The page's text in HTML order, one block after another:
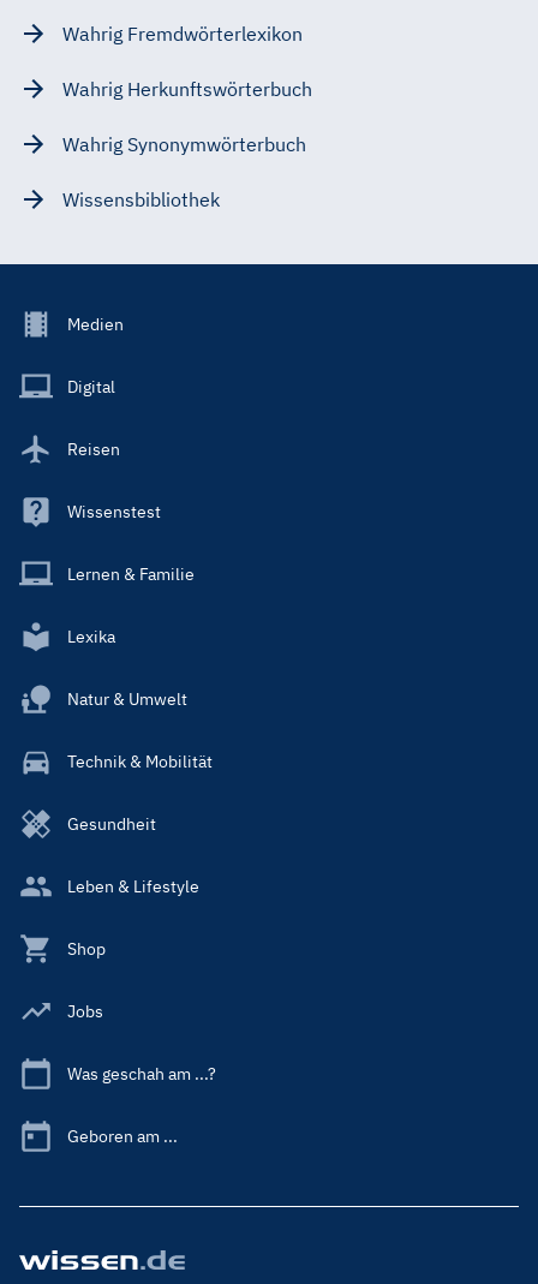
Wahrig Fremdwörterlexikon
Wahrig Herkunftswörterbuch
Wahrig Synonymwörterbuch
Wissensbibliothek
Footer
Main
Medien
Digital
Reisen
Wissenstest
Lernen & Familie
Lexika
Natur & Umwelt
Technik & Mobilität
Gesundheit
Leben & Lifestyle
Shop
Jobs
Was geschah am ...?
Geboren am ...